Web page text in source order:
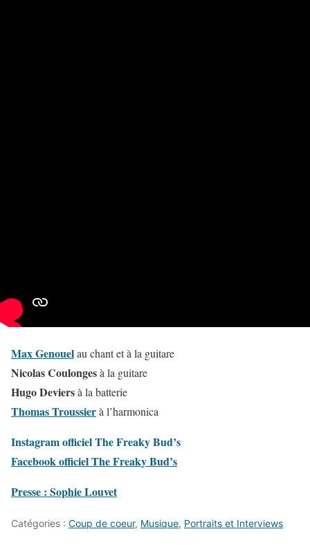
Max Genouelau chant et à la guitare
Nicolas Coulongesà la guitare
Hugo Deviersà la batterie
Thomas Troussierà l’harmonica
Instagram officiel The Freaky Bud’s
Facebook officiel The Freaky Bud’s
Presse : Sophie Louvet
Catégories : Coup de coeur, Musique, Portraits et Interviews